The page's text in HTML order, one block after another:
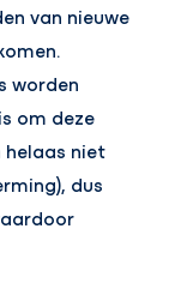
van nieuwe
worden
om deze
helaas niet
dus